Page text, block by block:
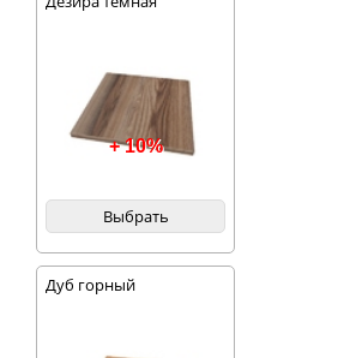
+ 10%
Выбрать
Дуб горный